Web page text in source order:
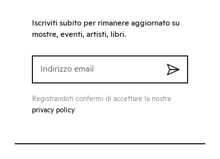
Iscriviti subito per rimanere aggiornato su
mostre, eventi, artisti, libri.
Registrandoti confermi di accettare la nostra
privacy policy.